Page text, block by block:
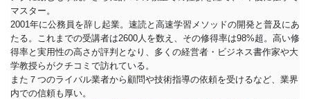
マスター。
2001年に公務員を辞し起業。速読と高速学習メソッドの開発と普及にあ
たる。これまでの受講者は2600人を数え、その修得率は98%超。高い修
得率と実用性の高さが評判となり、多くの経営者・ビジネス書作家や大
学教授らがクチコミで訪れている。
また７つのライバル業者から顧問や技術指導の依頼を受けるなど、業界
内での信頼も厚い。